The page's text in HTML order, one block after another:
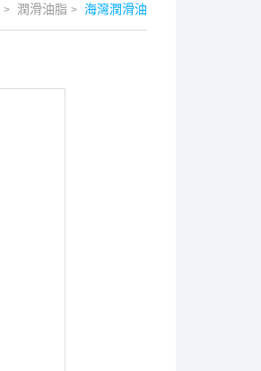
> 潤滑油脂 > 海灣潤滑油